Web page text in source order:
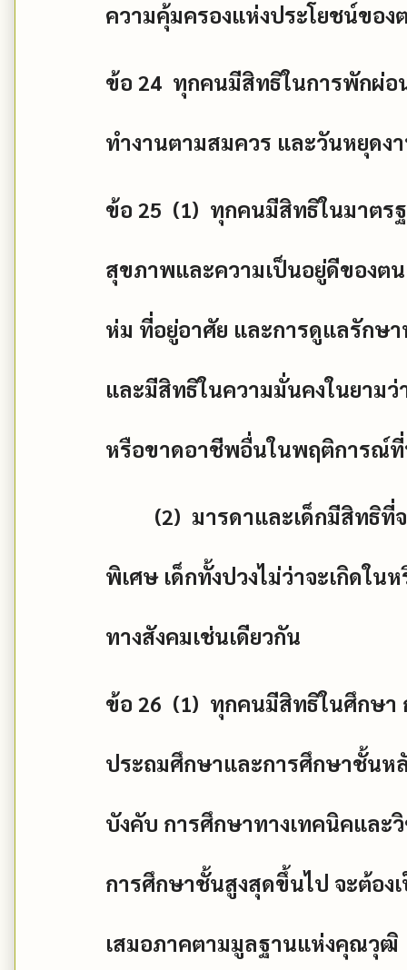
ความคุ้มครองแห่งประโยชน์ของ
ข้อ 24 ทุกคนมีสิทธิในการพักผ่อ
ทำงานตามสมควร และวันหยุดง
ข้อ 25 (1) ทุกคนมีสิทธิในมาตร
สุขภาพและความเป็นอยู่ดีของต
ห่ม ที่อยู่อาศัย และการดูแลรักษ
และมีสิทธิในความมั่นคงในยามว่
หรือขาดอาชีพอื่นในพฤติการณ์ที่
(2) มารดาและเด็กมีสิทธิที่
พิเศษ เด็กทั้งปวงไม่ว่าจะเกิดใ
ทางสังคมเช่นเดียวกัน
ข้อ 26 (1) ทุกคนมีสิทธิในศึกษา
ประถมศึกษาและการศึกษาชั้นห
บังคับ การศึกษาทางเทคนิคและ
การศึกษาชั้นสูงสุดขึ้นไป จะต้อง
เสมอภาคตามมูลฐานแห่งคุณวุฒิ